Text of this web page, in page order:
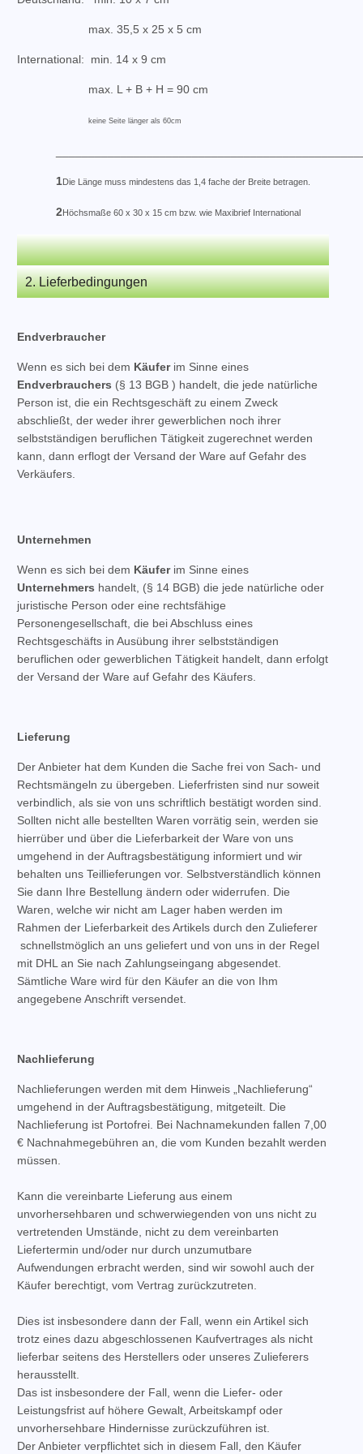
max. 35,5 x 25 x 5 cm
International: min. 14 x 9 cm
max. L + B + H = 90 cm
keine Seite länger als 60cm
1Die Länge muss mindestens das 1,4 fache der Breite betragen.
2Höchsmaße 60 x 30 x 15 cm bzw. wie Maxibrief International
2. Lieferbedingungen
Endverbraucher
Wenn es sich bei dem Käuferim Sinne eines
Endverbrauchers (§ 13 BGB ) handelt, die jede natürliche
Person ist, die ein Rechtsgeschäft zu einem Zweck
abschließt, der weder ihrer gewerblichen noch ihrer
selbstständigen beruflichen Tätigkeit zugerechnet werden
kann, dann erflogt der Versand der Ware auf Gefahr des
Verkäufers.
Unternehmen
Wenn es sich bei dem Käuferim Sinne eines
Unternehmers handelt, (§ 14 BGB) die jede natürliche oder
juristische Person oder eine rechtsfähige
Personengesellschaft, die bei Abschluss eines
Rechtsgeschäfts in Ausübung ihrer selbstständigen
beruflichen oder gewerblichen Tätigkeit handelt, dann erfolgt
der Versand der Ware auf Gefahr des Käufers.
Lieferung
Der Anbieter hat dem Kunden die Sache frei von Sach- und
Rechtsmängeln zu übergeben. Lieferfristen sind nur soweit
verbindlich, als sie von uns schriftlich bestätigt worden sind.
Sollten nicht alle bestellten Waren vorrätig sein, werden sie
hierrüber und über die Lieferbarkeit der Ware von uns
umgehend in der Auftragsbestätigung informiert und wir
behalten uns Teillieferungen vor. Selbstverständlich können
Sie dann Ihre Bestellung ändern oder widerrufen. Die
Waren, welche wir nicht am Lager haben werden im
Rahmen der Lieferbarkeit des Artikels durch den Zulieferer
schnellstmöglich an uns geliefert und von uns in der Regel
mit DHL an Sie nach Zahlungseingang abgesendet.
Sämtliche Ware wird für den Käufer an die von Ihm
angegebene Anschrift versendet.
Nachlieferung
Nachlieferungen werden mit dem Hinweis „Nachlieferung“
umgehend in der Auftragsbestätigung, mitgeteilt. Die
Nachlieferung ist Portofrei. Bei Nachnamekunden fallen 7,00
€ Nachnahmegebühren an, die vom Kunden bezahlt werden
müssen.
Kann die vereinbarte Lieferung aus einem
unvorhersehbaren und schwerwiegenden von uns nicht zu
vertretenden Umstände, nicht zu dem vereinbarten
Liefertermin und/oder nur durch unzumutbare
Aufwendungen erbracht werden, sind wir sowohl auch der
Käufer berechtigt, vom Vertrag zurückzutreten.
Dies ist insbesondere dann der Fall, wenn ein Artikel sich
trotz eines dazu abgeschlossenen Kaufvertrages als nicht
lieferbar seitens des Herstellers oder unseres Zulieferers
herausstellt.
Das ist insbesondere der Fall, wenn die Liefer- oder
Leistungsfrist auf höhere Gewalt, Arbeitskampf oder
unvorhersehbare Hindernisse zurückzuführen ist.
Der Anbieter verpflichtet sich in diesem Fall, den Käufer